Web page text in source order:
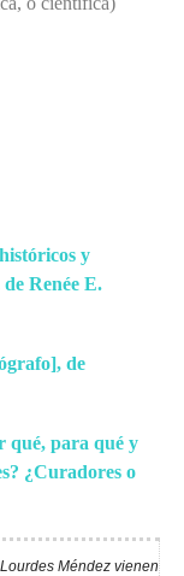
y
Renée E.
de
qué, para qué y
¿Curadores o
Méndez vienen